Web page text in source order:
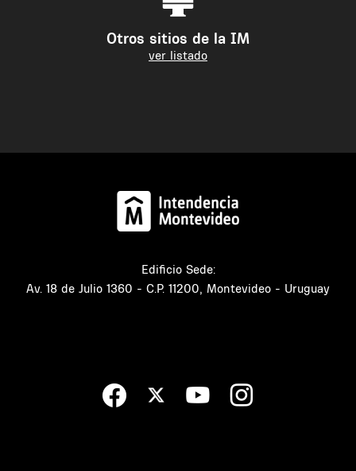
Otros sitios de la IM
ver listado
Edificio Sede:
Av. 18 de Julio 1360 - C.P. 11200, Montevideo - Uruguay